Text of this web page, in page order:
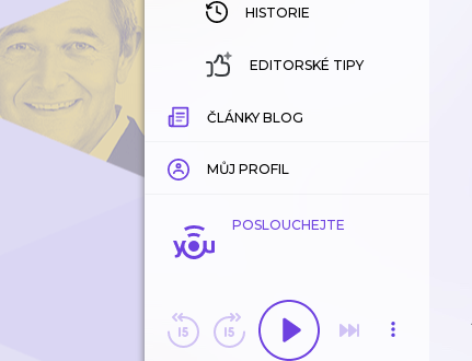
HISTORIE
EDITORSKÉ TIPY
ČLÁNKY BLOG
MŮJ PROFIL
POSLOUCHEJTE